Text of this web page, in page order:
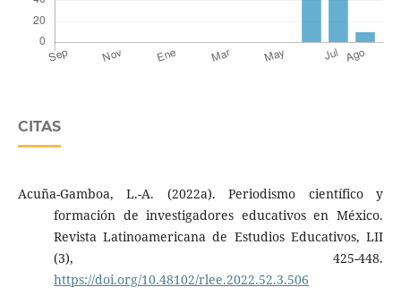
CITAS
Acuña-Gamboa, L.-A. (2022a). Periodismo científico y
formación de investigadores educativos en México.
Revista Latinoamericana de Estudios Educativos, LII
(3), 425-448.
https://doi.org/10.48102/rlee.2022.52.3.506